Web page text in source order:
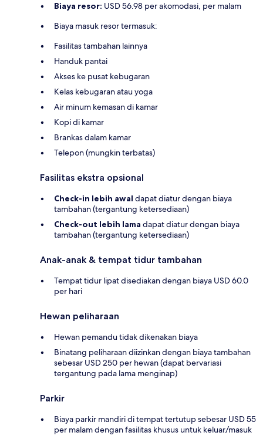
Biaya resor: USD 56.98 per akomodasi, per malam
Biaya masuk resor termasuk:
Fasilitas tambahan lainnya
Handuk pantai
Akses ke pusat kebugaran
Kelas kebugaran atau yoga
Air minum kemasan di kamar
Kopi di kamar
Brankas dalam kamar
Telepon (mungkin terbatas)
Fasilitas ekstra opsional
Check-in lebih awal dapat diatur dengan biaya
tambahan (tergantung ketersediaan)
Check-out lebih lama dapat diatur dengan biaya
tambahan (tergantung ketersediaan)
Anak-anak & tempat tidur tambahan
Tempat tidur lipat disediakan dengan biaya USD 60.0
per hari
Hewan peliharaan
Hewan pemandu tidak dikenakan biaya
Binatang peliharaan diizinkan dengan biaya tambahan
sebesar USD 250 per hewan (dapat bervariasi
tergantung pada lama menginap)
Parkir
Biaya parkir mandiri di tempat tertutup sebesar USD 55
per malam dengan fasilitas khusus untuk keluar/masuk